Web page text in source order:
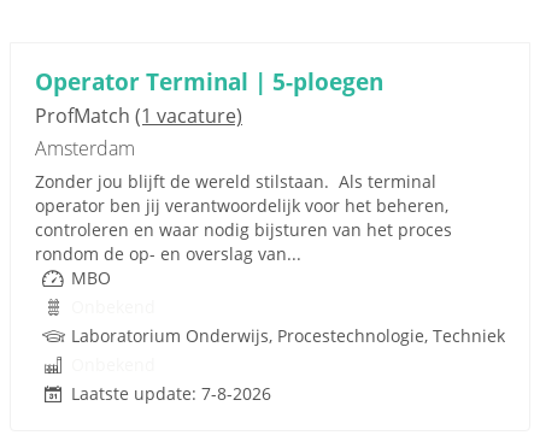
Operator Terminal | 5-ploegen
ProfMatch (1 vacature)
Amsterdam
Zonder jou blijft de wereld stilstaan. Als terminal
operator ben jij verantwoordelijk voor het beheren,
controleren en waar nodig bijsturen van het proces
rondom de op- en overslag van...
MBO
Laboratorium Onderwijs, Procestechnologie, Techniek
Laatste update: 7-8-2026